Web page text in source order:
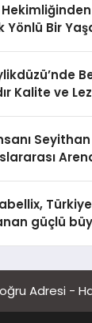
Yönlü Bir
Kalite ve
güçlü
Adresi -